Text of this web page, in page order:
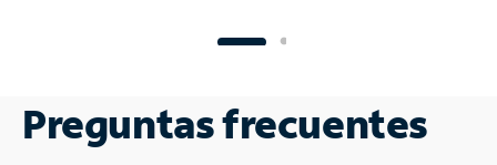
Preguntas frecuentes